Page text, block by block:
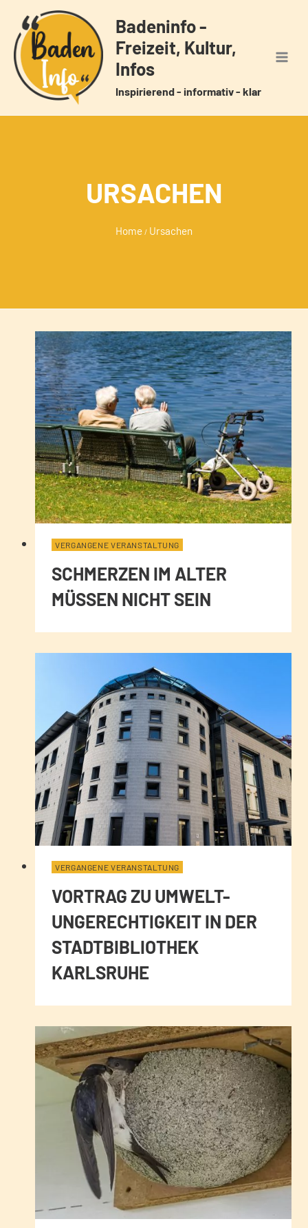
Inhalt
springen
Badeninfo -
Freizeit, Kultur,
Infos
Inspirierend - informativ - klar
URSACHEN
Home / Ursachen
VERGANGENE VERANSTALTUNG
SCHMERZEN IM ALTER
MÜSSEN NICHT SEIN
VERGANGENE VERANSTALTUNG
VORTRAG ZU UMWELT-
UNGERECHTIGKEIT IN DER
STADTBIBLIOTHEK
KARLSRUHE